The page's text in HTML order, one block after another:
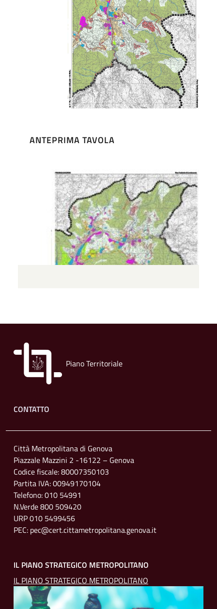
ANTEPRIMA TAVOLA
Piano Territoriale
Footer menu
CONTATTO
Città Metropolitana di Genova
Piazzale Mazzini 2 -16122 – Genova
Codice fiscale: 80007350103
Partita IVA: 00949170104
Telefono: 010 54991
N.Verde 800 509420
URP 010 5499456
PEC: pec@cert.cittametropolitana.genova.it
IL PIANO STRATEGICO METROPOLITANO
IL PIANO STRATEGICO METROPOLITANO